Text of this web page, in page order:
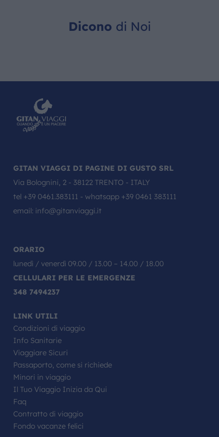
Dicono di Noi
GITAN VIAGGI DI PAGINE DI GUSTO SRL
Via Bolognini, 2 - 38122 TRENTO - ITALY
tel +39 0461.383111 - whatsapp +39 0461 383111
email: info@gitanviaggi.it
ORARIO
lunedì / venerdì 09.00 / 13.00 – 14.00 / 18.00
CELLULARI PER LE EMERGENZE
348 7494237
LINK UTILI
Condizioni di viaggio
Info Sanitarie
Viaggiare Sicuri
Passaporto, come si richiede
Minori in viaggio
Il Tuo Viaggio Inizia da Qui
Faq
Contratto di viaggio
Fondo vacanze felici